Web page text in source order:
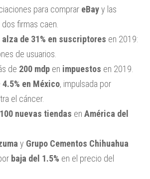
para comprar eBayy las
firmas caen.
alza de 31% en suscriptores en 2019:
de usuarios.
de 200 mdpen impuestos en 2019.
4.5% en México, impulsada por
el cáncer.
100 nuevas tiendas en América del
y Grupo Cementos Chihuahua
baja del 1.5% en el precio del